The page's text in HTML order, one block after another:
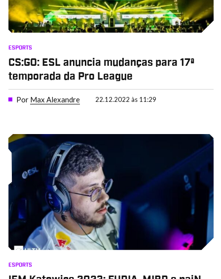
ESPORTS
CS:GO: ESL anuncia mudanças para 17ª
temporada da Pro League
Por Max Alexandre 22.12.2022 às 11:29
ESPORTS